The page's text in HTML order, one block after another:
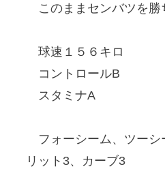
このままセンバツを勝
球速１５６キロ
コントロールB
スタミナA
フォーシーム、ツーシ
リット3、カーブ3